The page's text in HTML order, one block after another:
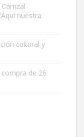
alemán,
nuestra
cultural y
de 26